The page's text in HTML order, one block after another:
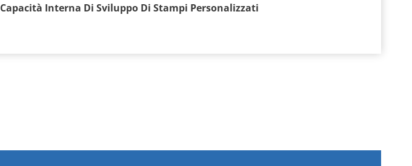
Capacità Interna Di Sviluppo Di Stampi Personalizzati